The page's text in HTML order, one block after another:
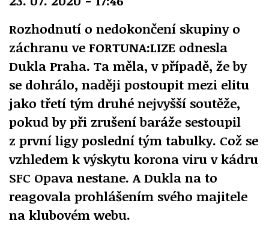
Rozhodnutí o nedokončení skupiny o
záchranu ve FORTUNA:LIZE odnesla
Dukla Praha. Ta měla, v případě, že by
se dohrálo, naději postoupit mezi elitu
jako třetí tým druhé nejvyšší soutěže,
pokud by při zrušení baráže sestoupil
z první ligy poslední tým tabulky. Což se
vzhledem k výskytu korona viru v kádru
SFC Opava nestane. A Dukla na to
reagovala prohlášením svého majitele
na klubovém webu.